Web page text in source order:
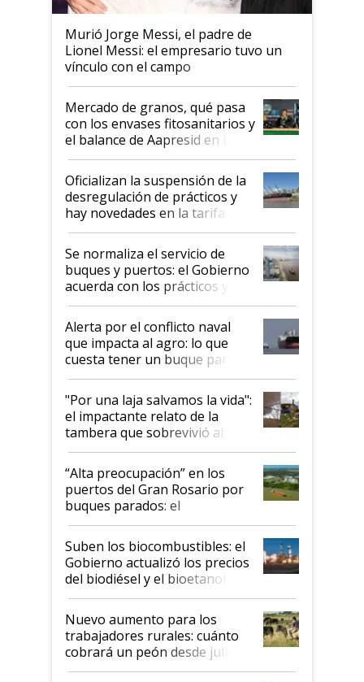
Murió Jorge Messi, el padre de
Lionel Messi: el empresario tuvo un
vínculo con el campo
Mercado de granos, qué pasa
con los envases fitosanitarios y
el balance de Aapresid en La
Posta
Oficializan la suspensión de la
desregulación de prácticos y
hay novedades en la tarifa de
la hidrovía
Se normaliza el servicio de
buques y puertos: el Gobierno
acuerda con los prácticos y
suspende el decreto de
desregulación
Alerta por el conflicto naval
que impacta al agro: lo que
cuesta tener un buque parado
y el peligro de que Argentina
pase a ser "país sucio"
"Por una laja salvamos la vida":
el impactante relato de la
tambera que sobrevivió al
tornado
“Alta preocupación” en los
puertos del Gran Rosario por
buques parados: el
funcionamiento de las
exportadoras en tensión tras
la medida de fuerza de los
prácticos
Suben los biocombustibles: el
Gobierno actualizó los precios
del biodiésel y el bioetanol
Nuevo aumento para los
trabajadores rurales: cuánto
cobrará un peón desde julio